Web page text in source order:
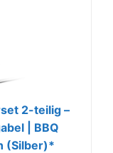
2-teilig –
| BBQ
(Silber)*